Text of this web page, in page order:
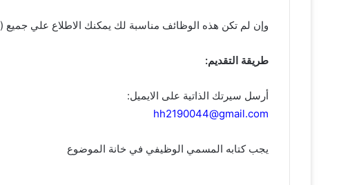
وإن لم تكن هذه الوظائف مناسبة لك يمكنك الاطلاع علي جميع (
طريقة التقديم:
أرسل سيرتك الذاتية على الايميل:
hh2190044@gmail.com
يجب كتابه المسمي الوظيفي في خانة الموضوع